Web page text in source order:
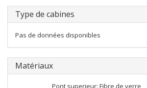
Type de cabines
Pas de données disponibles
Matériaux
Pont superieur: Fibre de verre